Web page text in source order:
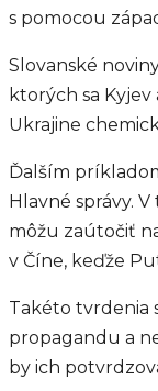
s pomocou
Slovanské
ktorých sa
Ukrajine
Ďalším
Hlavné správy.
môžu zaútočiť
v Číne, keďže
Takéto tvrdenia
propagandu a
by ich